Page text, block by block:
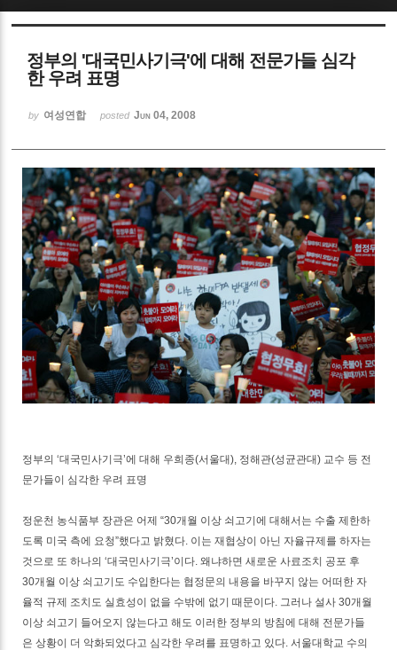
정부의 '대국민사기극'에 대해 전문가들 심각
한 우려 표명
by 여성연합 posted Jun 04, 2008
정부의 ‘대국민사기극’에 대해 우희종(서울대), 정해관(성균관대) 교수 등 전
문가들이 심각한 우려 표명
정운천 농식품부 장관은 어제 “30개월 이상 쇠고기에 대해서는 수출 제한하
도록 미국 측에 요청”했다고 밝혔다. 이는 재협상이 아닌 자율규제를 하자는
것으로 또 하나의 ‘대국민사기극’이다. 왜냐하면 새로운 사료조치 공포 후
30개월 이상 쇠고기도 수입한다는 협정문의 내용을 바꾸지 않는 어떠한 자
율적 규제 조치도 실효성이 없을 수밖에 없기 때문이다. 그러나 설사 30개월
이상 쇠고기 들어오지 않는다고 해도 이러한 정부의 방침에 대해 전문가들
은 상황이 더 악화되었다고 심각한 우려를 표명하고 있다. 서울대학교 수의
Sketchbook5, 스케치북5
Sketchbook5, 스케치북5